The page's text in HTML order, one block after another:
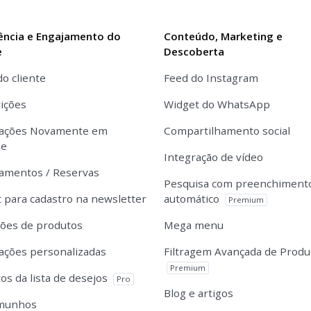
e Engajamento do
cliente
Novamente em
/ Reservas
para cadastro na newsletter
de produtos
personalizadas
da lista de desejos
Pro
Conteúdo, Marketing e
Descoberta
Feed do Instagram
Widget do WhatsApp
Compartilhamento social
Integração de vídeo
Pesquisa com
automático
Premium
Mega menu
Filtragem Avançada de
Premium
Blog e artigos